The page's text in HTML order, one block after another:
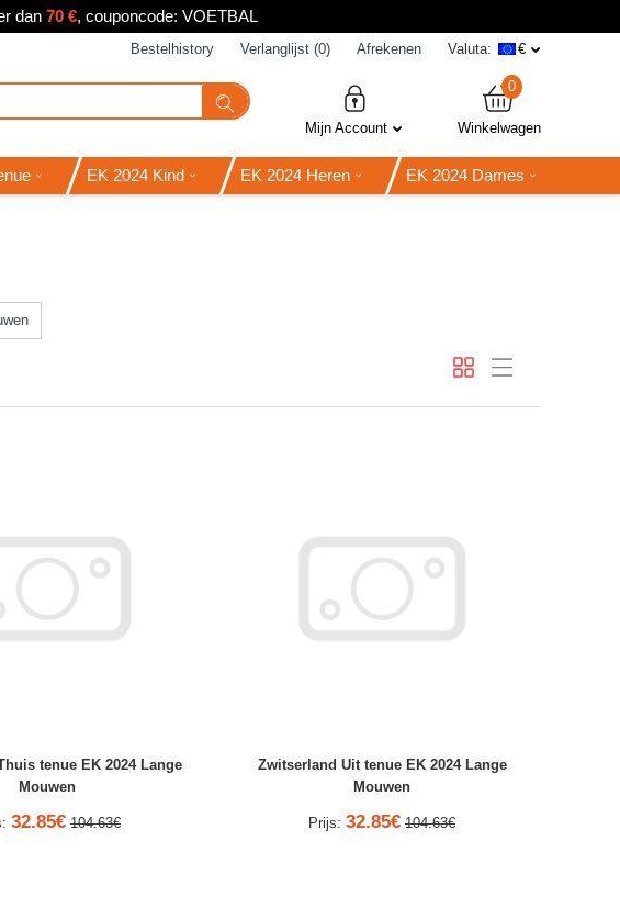
dan 70 €, couponcode: VOETBAL
Bestelhistory Verlanglijst (0) Afrekenen Valuta: €
Mijn Account
0
Winkelwagen
EK 2024 Kind EK 2024 Heren EK 2024 Dames
tenue EK 2024 Lange
Mouwen
32.85€ 104.63€
Zwitserland Uit tenue EK 2024 Lange
Mouwen
Prijs: 32.85€ 104.63€